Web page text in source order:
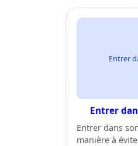
Entrer
Entrer
Entrer dans
manière à